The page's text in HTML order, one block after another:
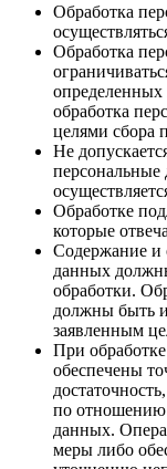
Обработка
Обработка
определенных
обработка
целями сбора
Не
персональные
Обработке
которые
Содержание и
данных
обработки.
должны быть
заявленным
При
обеспечены
по отношению
данных.
меры либо